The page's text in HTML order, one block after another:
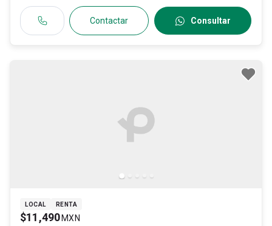
Contactar Consultar
LOCAL RENTA
$11,490 MXN